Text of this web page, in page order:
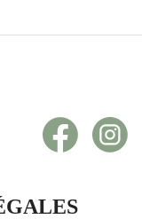
Facebook